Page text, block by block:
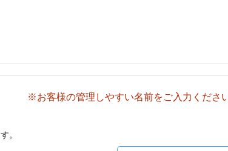
※お客様の管理しやすい名前をご入力ください
。